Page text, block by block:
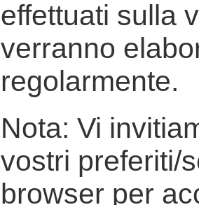
effettuati sulla
verranno
regolarmente.
Nota: Vi
vostri preferiti/
browser per